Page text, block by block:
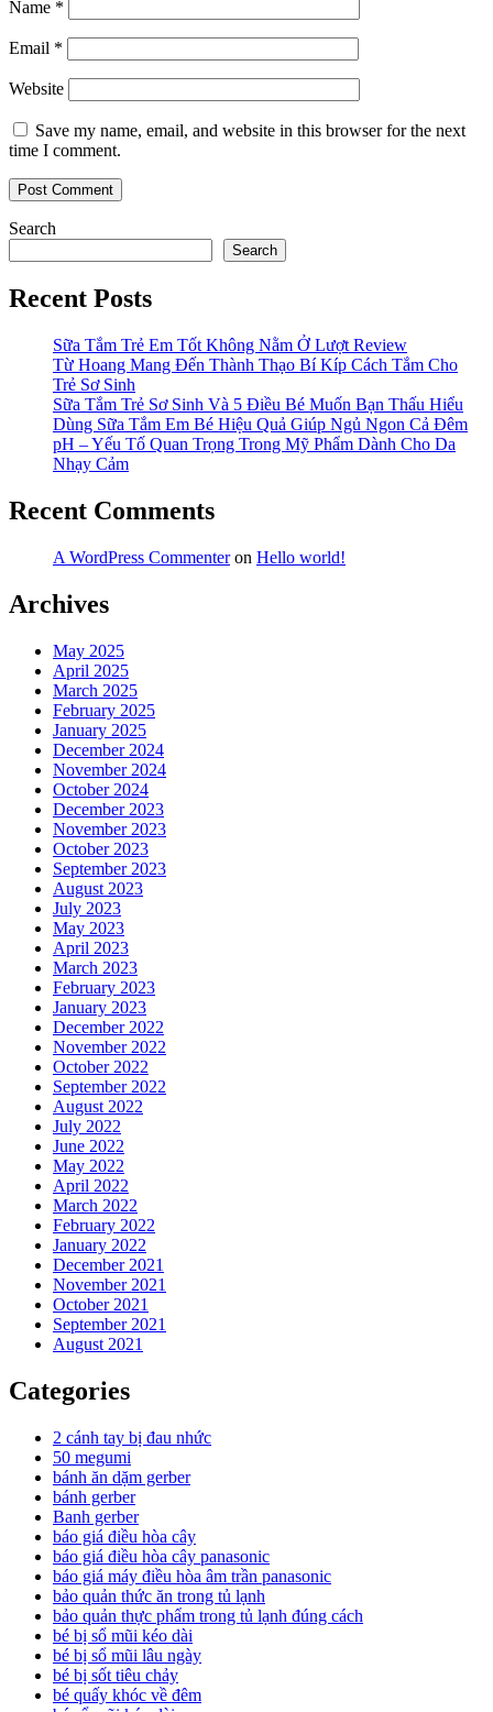
Name *
Email *
Website
Save my name, email, and website in this browser for the next
time I comment.
Search
Search
Recent Posts
Sữa Tắm Trẻ Em Tốt Không Nằm Ở Lượt Review
Từ Hoang Mang Đến Thành Thạo Bí Kíp Cách Tắm Cho
Trẻ Sơ Sinh
Sữa Tắm Trẻ Sơ Sinh Và 5 Điều Bé Muốn Bạn Thấu Hiểu
Dùng Sữa Tắm Em Bé Hiệu Quả Giúp Ngủ Ngon Cả Đêm
pH – Yếu Tố Quan Trọng Trong Mỹ Phẩm Dành Cho Da
Nhạy Cảm
Recent Comments
A WordPress Commenteron Hello world!
Archives
May 2025
April 2025
March 2025
February 2025
January 2025
December 2024
November 2024
October 2024
December 2023
November 2023
October 2023
September 2023
August 2023
July 2023
May 2023
April 2023
March 2023
February 2023
January 2023
December 2022
November 2022
October 2022
September 2022
August 2022
July 2022
June 2022
May 2022
April 2022
March 2022
February 2022
January 2022
December 2021
November 2021
October 2021
September 2021
August 2021
Categories
2 cánh tay bị đau nhức
50 megumi
bánh ăn dặm gerber
bánh gerber
Banh gerber
báo giá điều hòa cây
báo giá điều hòa cây panasonic
báo giá máy điều hòa âm trần panasonic
bảo quản thức ăn trong tủ lạnh
bảo quản thực phẩm trong tủ lạnh đúng cách
bé bị sổ mũi kéo dài
bé bị sổ mũi lâu ngày
bé bị sốt tiêu chảy
bé quấy khóc về đêm